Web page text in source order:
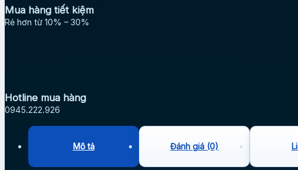
Mua hàng tiết kiệm
Rẻ hơn từ 10% – 30%
Hotline mua hàng
0945.222.926
Mô tả Đánh giá (0)